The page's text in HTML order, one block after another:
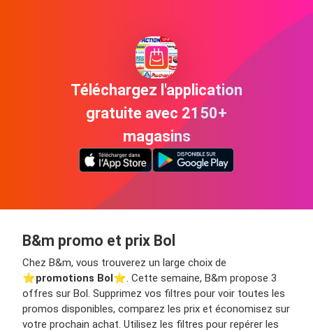
Téléchargez l'application
gratuite avec 2150+
magasins
B&m promo et prix Bol
Chez B&m, vous trouverez un large choix de
⭐️promotions Bol⭐️. Cette semaine, B&m propose 3
offres sur Bol. Supprimez vos filtres pour voir toutes les
promos disponibles, comparez les prix et économisez sur
votre prochain achat. Utilisez les filtres pour repérer les